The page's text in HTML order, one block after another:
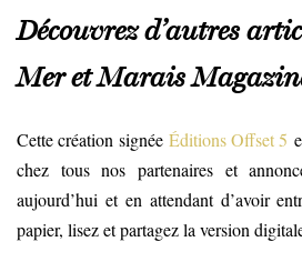
Découvrez d’autres
Mer et Marais
Cette création signée Éditions Offset 5
chez tous nos partenaires et
aujourd’hui et en attendant d’avoir
papier, lisez et partagez la version